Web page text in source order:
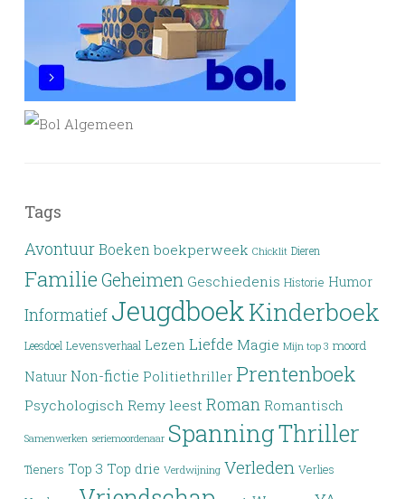
Tags
Avontuur Boeken boekperweek Chicklit Dieren
Familie Geheimen Geschiedenis Historie Humor
Informatief JeugdboekKinderboek
Leesdoel Levensverhaal Lezen Liefde Magie Mijn top 3 moord
Natuur Non-fictie Politiethriller Prentenboek
Psychologisch Remy leest Roman Romantisch
Samenwerken seriemoordenaar SpanningThriller
Tieners Top 3 Top drie Verdwijning Verleden Verlies